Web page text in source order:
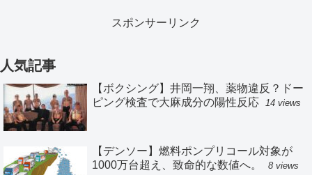
スポンサーリンク
人気記事
【ボクシング】井岡一翔、薬物違反？ドー
ピング検査で大麻成分の陽性反応
14 views
【デンソー】燃料ポンプリコール対象が
1000万台超え、致命的な数値へ。
8 views